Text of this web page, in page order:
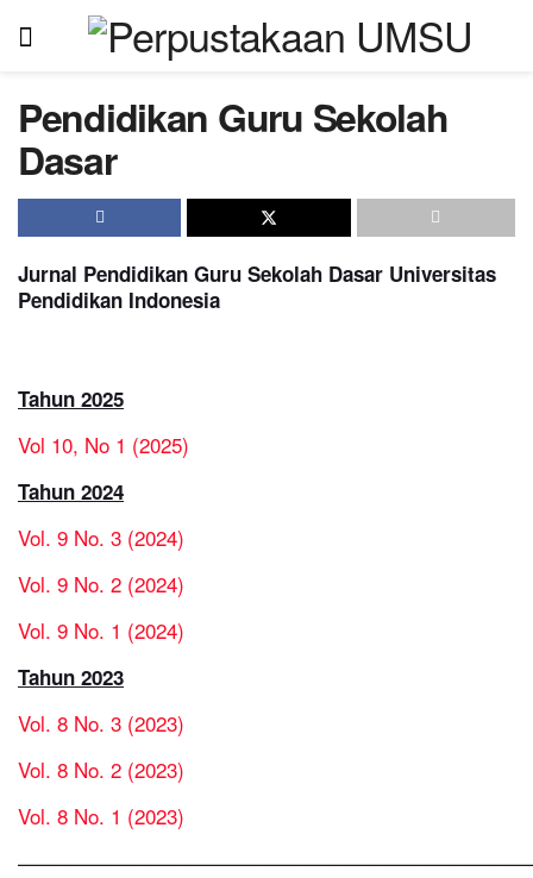
Pendidikan Guru Sekolah
Dasar
Jurnal Pendidikan Guru Sekolah Dasar Universitas
Pendidikan Indonesia
Tahun 2025
Vol 10, No 1 (2025)
Tahun 2024
Vol. 9 No. 3 (2024)
Vol. 9 No. 2 (2024)
Vol. 9 No. 1 (2024)
Tahun 2023
Vol. 8 No. 3 (2023)
Vol. 8 No. 2 (2023)
Vol. 8 No. 1 (2023)